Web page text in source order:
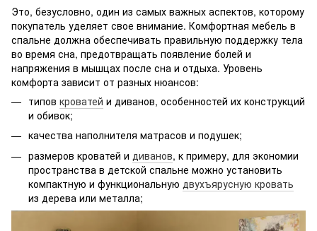
Это, безусловно, один из самых важных аспектов, которому
покупатель уделяет свое внимание. Комфортная мебель в
спальне должна обеспечивать правильную поддержку тела
во время сна, предотвращать появление болей и
напряжения в мышцах после сна и отдыха. Уровень
комфорта зависит от разных нюансов:
типов кроватей и диванов, особенностей их конструкций
и обивок;
качества наполнителя матрасов и подушек;
размеров кроватей и диванов, к примеру, для экономии
пространства в детской спальне можно установить
компактную и функциональную двухъярусную кровать
из дерева или металла;